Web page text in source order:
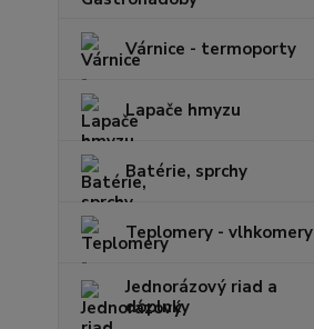
Várnice - termoporty
Lapače hmyzu
Batérie, sprchy
Teplomery - vlhkomery
Jednorázový riad a
doplnky